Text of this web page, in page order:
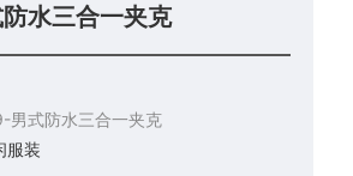
水三合一夹克
男式防水三合一夹克
服装